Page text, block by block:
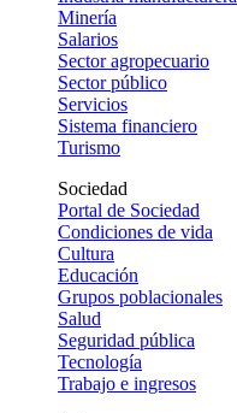
Minería
Salarios
Sector agropecuario
Sector público
Servicios
Sistema financiero
Turismo
Sociedad
Portal de Sociedad
Condiciones de vida
Cultura
Educación
Grupos poblacionales
Salud
Seguridad pública
Tecnología
Trabajo e ingresos